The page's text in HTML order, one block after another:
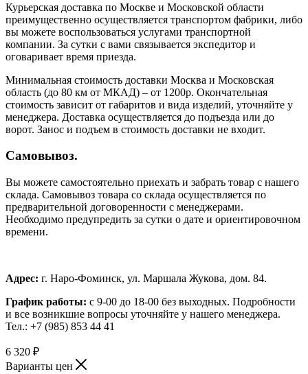
Курьерская доставка по Москве и Московской области
преимущественно осуществляется транспортом фабрики, либо
вы можете воспользоваться услугами транспортной
компании. За сутки с вами связывается экспедитор и
оговаривает время приезда.
Минимальная стоимость доставки Москва и Московская
область (до 80 км от МКАД) – от 1200р. Окончательная
стоимость зависит от габаритов и вида изделий, уточняйте у
менеджера. Доставка осуществляется до подъезда или до
ворот. Занос и подъем в стоимость доставки не входит.
Самовывоз.
Вы можете самостоятельно приехать и забрать товар с нашего
склада. Самовывоз товара со склада осуществляется по
предварительной договоренности с менеджерами.
Необходимо предупредить за сутки о дате и ориентировочном
времени.
Адрес: г. Наро-Фоминск, ул. Маршала Жукова, дом. 84.
График работы: с 9-00 до 18-00 без выходных. Подробности
и все возникшие вопросы уточняйте у нашего менеджера.
Тел.: +7 (985) 853 44 41
6 320 ₽
Варианты цен